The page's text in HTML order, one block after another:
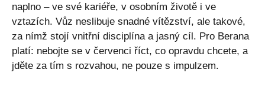
naplno – ve své kariéře, v osobním životě i ve
vztazích. Vůz neslibuje snadné vítězství, ale takové,
za nímž stojí vnitřní disciplína a jasný cíl. Pro Berana
platí: nebojte se v červenci říct, co opravdu chcete, a
jděte za tím s rozvahou, ne pouze s impulzem.